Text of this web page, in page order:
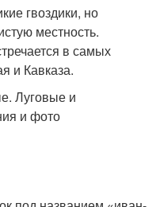
гвоздики, но
местность.
в самых
и Кавказа.